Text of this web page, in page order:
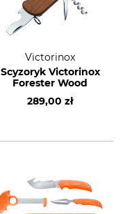
Victorinox
Scyzoryk Victorinox
Forester Wood
289,00 zł